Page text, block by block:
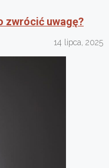
zwrócić uwagę?
14 lipca, 2025